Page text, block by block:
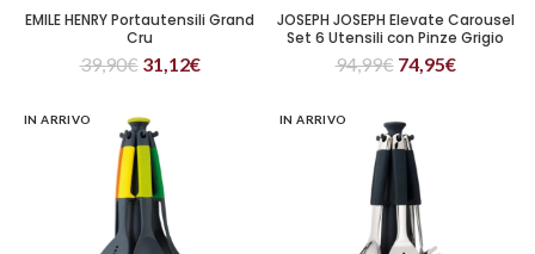
EMILE HENRY Portautensili Grand
Cru
39,90€ 31,12€
JOSEPH JOSEPH Elevate Carousel
Set 6 Utensili con Pinze Grigio
94,99€ 74,95€
IN ARRIVO IN ARRIVO